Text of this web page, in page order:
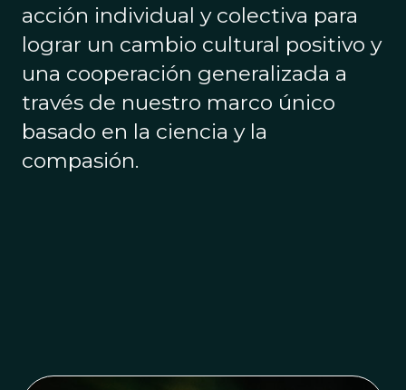
acción individual y colectiva para
lograr un cambio cultural positivo y
una cooperación generalizada a
través de nuestro marco único
basado en la ciencia y la
compasión.